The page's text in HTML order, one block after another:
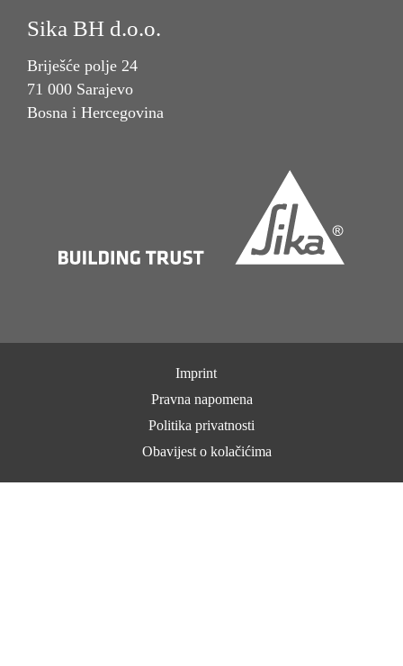
Sika BH d.o.o.
Briješće polje 24
71 000 Sarajevo
Bosna i Hercegovina
Imprint
Pravna napomena
Politika privatnosti
Obavijest o kolačićima